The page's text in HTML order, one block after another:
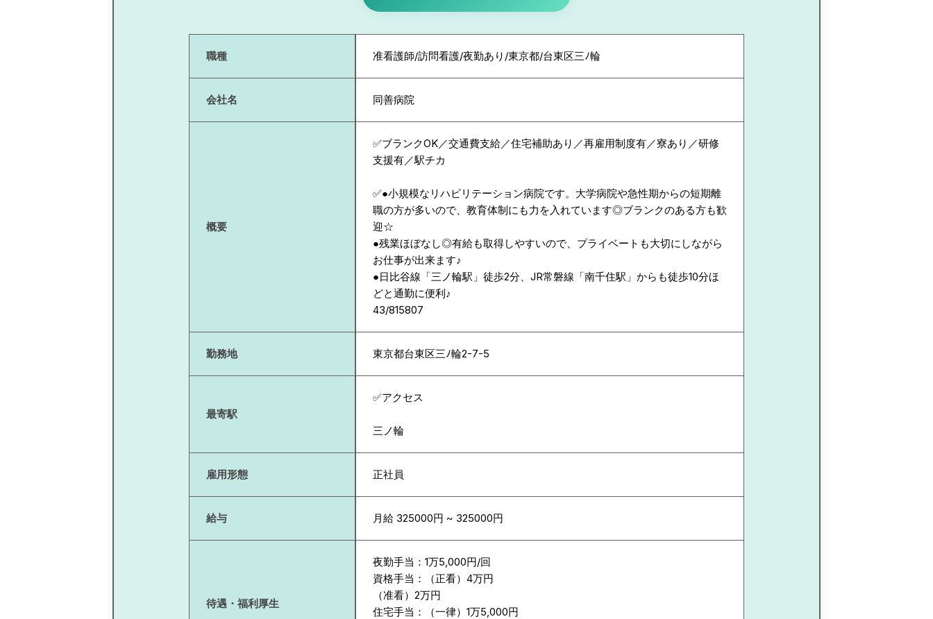
職種 准看護師/訪問看護/夜勤あり/東京都/台東区三ﾉ輪
会社名 同善病院
概要
✅ブランクOK／交通費支給／住宅補助あり／再雇用制度有／寮あり／研修
支援有／駅チカ
✅●小規模なリハビリテーション病院です。大学病院や急性期からの短期離
職の方が多いので、教育体制にも力を入れています◎ブランクのある方も歓
迎☆
●残業ほぼなし◎有給も取得しやすいので、プライベートも大切にしながら
お仕事が出来ます♪
●日比谷線「三ノ輪駅」徒歩2分、JR常磐線「南千住駅」からも徒歩10分ほ
どと通勤に便利♪
43/815807
勤務地 東京都台東区三ﾉ輪2-7-5
最寄駅
✅アクセス
三ノ輪
雇用形態 正社員
給与 月給 325000円 ~ 325000円
待遇・福利厚生
夜勤手当：1万5,000円/回
資格手当：（正看）4万円
（准看）2万円
住宅手当：（一律）1万5,000円